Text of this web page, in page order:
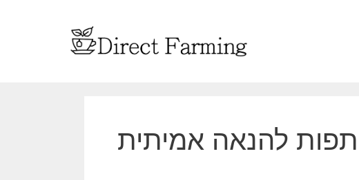
להנאה אמיתית